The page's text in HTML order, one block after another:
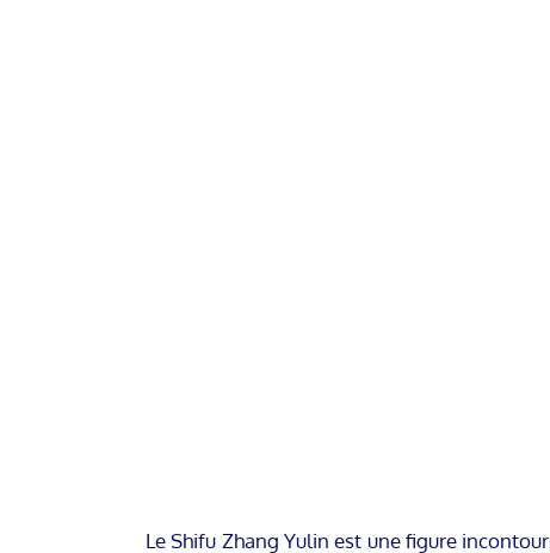
Le Shifu Zhang Yulin est une figure